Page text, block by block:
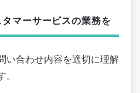
マーサービスの業務を
い合わせ内容を適切に理解